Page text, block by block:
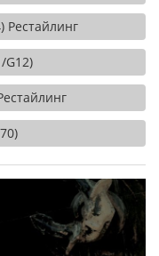
Рестайлинг
G12)